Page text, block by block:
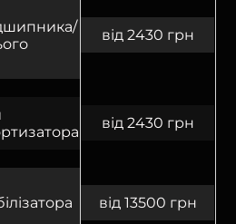
від 2430 грн
від 2430 грн
від 13500 грн